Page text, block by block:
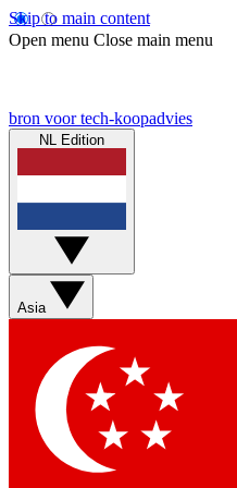
Skip to main content
Open menu Close main menu
bron voor tech-koopadvies
NL Edition
Asia